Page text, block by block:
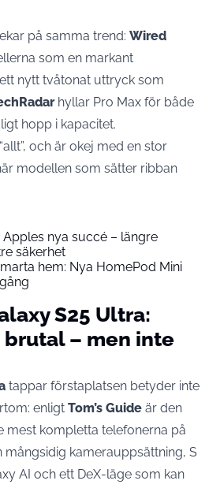
på samma trend: Wired
som en markant
nytt tvåtonat uttryck som
hyllar Pro Max för både
hopp i kapacitet.
och är okej med en stor
modellen som sätter ribban
Apples nya succé – längre
säkerhet
hem: Nya HomePod Mini
S25 Ultra:
– men inte
tappar förstaplatsen betyder inte
enligt Tom’s Guide är den
mest kompletta telefonerna på
mångsidig kamerauppsättning, S
AI och ett DeX-läge som kan